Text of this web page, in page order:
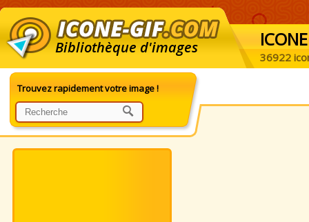
Bibliothèque d'images ICONE
36922
Trouvez rapidement votre image !